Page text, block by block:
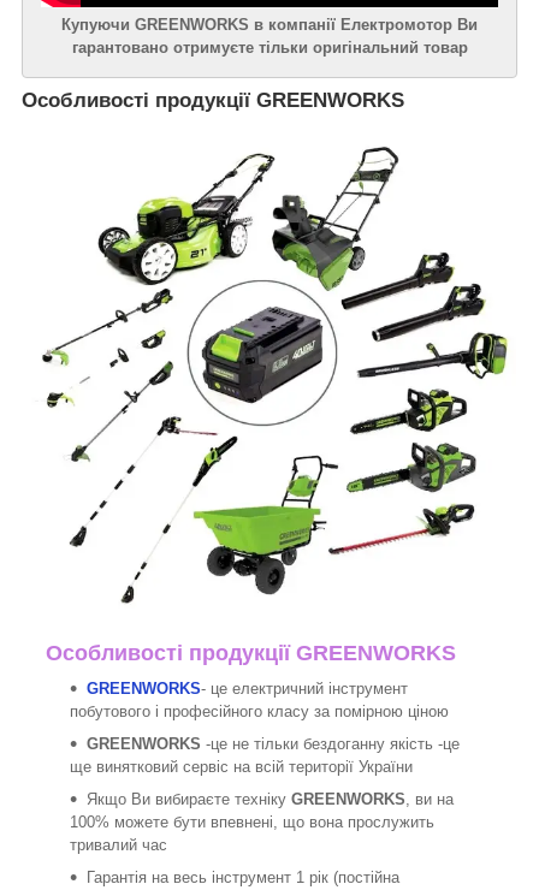
Купуючи GREENWORKS в компанії Електромотор Ви
гарантовано отримуєте тільки оригінальний товар
Особливості продукції GREENWORKS
Особливості продукції GREENWORKS
GREENWORKS- це електричний інструмент
побутового і професійного класу за помірною ціною
GREENWORKS -це не тільки бездоганну якість -це
ще винятковий сервіс на всій території України
Якщо Ви вибираєте техніку GREENWORKS, ви на
100% можете бути впевнені, що вона прослужить
тривалий час
Гарантія на весь інструмент 1 рік (постійна